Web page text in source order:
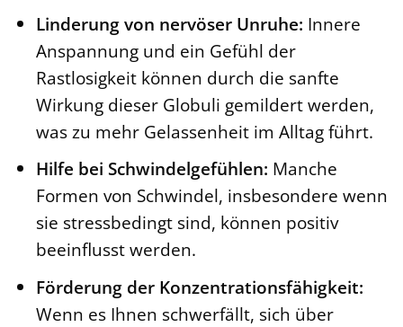
Linderung von nervöser Unruhe: Innere
Anspannung und ein Gefühl der
Rastlosigkeit können durch die sanfte
Wirkung dieser Globuli gemildert werden,
was zu mehr Gelassenheit im Alltag führt.
Hilfe bei Schwindelgefühlen: Manche
Formen von Schwindel, insbesondere wenn
sie stressbedingt sind, können positiv
beeinflusst werden.
Förderung der Konzentrationsfähigkeit:
Wenn es Ihnen schwerfällt, sich über